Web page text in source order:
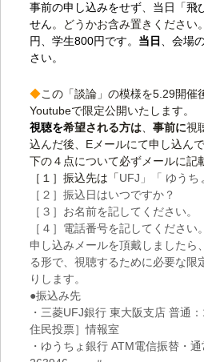
事前の申し込みをせず、 当日「飛
せん。どうかお含み置きください。
円、学生800円です。 当日
、会場
さい。
◆この「談論」の模様を5.29開催
Youtubeで限定公開いたします。
視聴を希望される方は、 事前に視
込んだ後、Eメールにて申し込ん
下の４点について必ずメールに記
［１］振込先は「UFJ」「 ゆうち
［２］振込日はいつですか？
［３］お名前を記してください。
［４］電話番号を記してください。
申し込みメールを頂戴しましたら
る形で、視聴するために必要な限
りします。
●振込み先
・三菱UFJ銀行 東大阪支店 普通
住民投票］情報室
・ゆうちょ銀行 ATM電信振替・